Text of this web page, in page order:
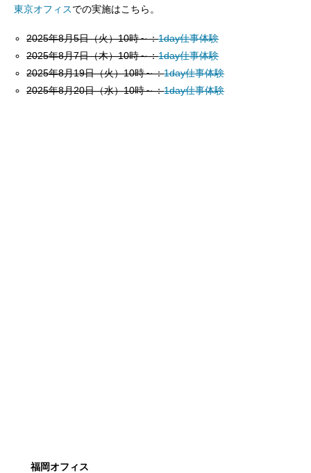
東京オフィスでの実施はこちら。
2025年8月5日（火）10時～：1day仕事体験
2025年8月7日（木）10時～：1day仕事体験
2025年8月19日（火）10時～：1day仕事体験
2025年8月20日（水）10時～：1day仕事体験
福岡オフィス